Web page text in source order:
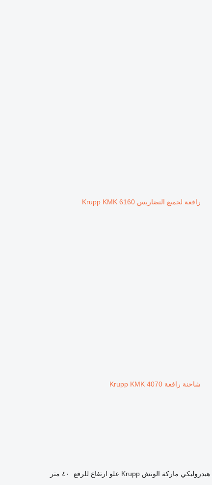
رافعة لجميع التضاريس Krupp KMK 6160
شاحنة رافعة Krupp KMK 4070
هيدروليكي ماركة الونش Krupp علو ارتفاع للرفع
٤٠ متر